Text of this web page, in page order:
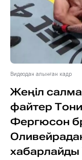
Видеодан алынған кадр
Жеңіл
файтер Тони
Фергюсон
хабарлайды